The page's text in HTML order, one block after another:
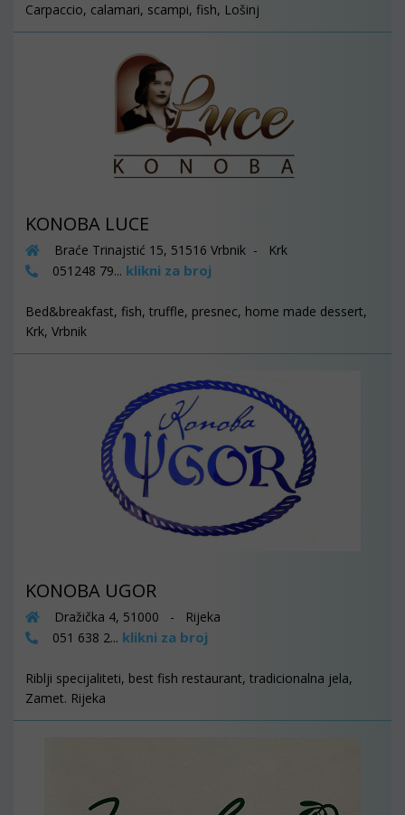
Carpaccio, calamari, scampi, fish, Lošinj
KONOBA LUCE
Braće Trinajstić 15, 51516 Vrbnik - Krk
051248 79... klikni za broj
Bed&breakfast, fish, truffle, presnec, home made dessert,
Krk, Vrbnik
KONOBA UGOR
Dražička 4, 51000 - Rijeka
051 638 2... klikni za broj
Riblji specijaliteti, best fish restaurant, tradicionalna jela,
Zamet. Rijeka